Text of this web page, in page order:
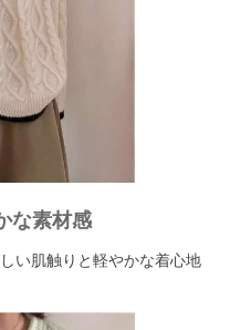
な素材感
い肌触りと軽やかな着心地